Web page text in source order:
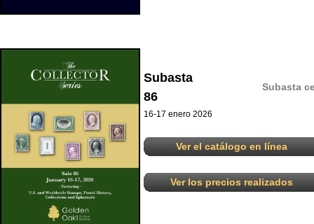
Subasta
86
Subasta
16-17 enero 2026
Ver el catálogo en línea
Ver los precios realizados